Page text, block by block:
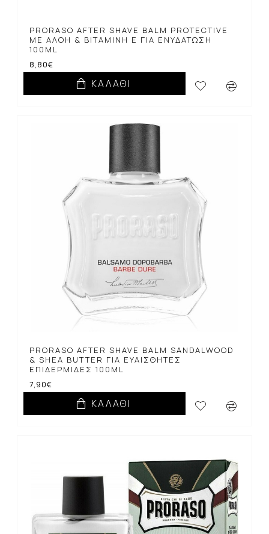
PRORASO AFTER SHAVE BALM PROTECTIVE
ΜΕ ΑΛΌΗ & ΒΙΤΑΜΊΝΗ Ε ΓΙΑ ΕΝΥΔΆΤΩΣΗ
100ML
8,80€
ΚΑΛΆΘΙ
PRORASO AFTER SHAVE BALM SANDALWOOD
& SHEA BUTTER ΓΙΑ ΕΥΑΊΣΘΗΤΕΣ
ΕΠΙΔΕΡΜΊΔΕΣ 100ML
7,90€
ΚΑΛΆΘΙ